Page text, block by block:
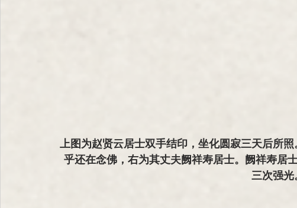
上图为赵贤云居士双手结印，坐化圆寂三天后所
乎还在念佛，右为其丈夫阙祥寿居士。阙祥寿居
三次强光